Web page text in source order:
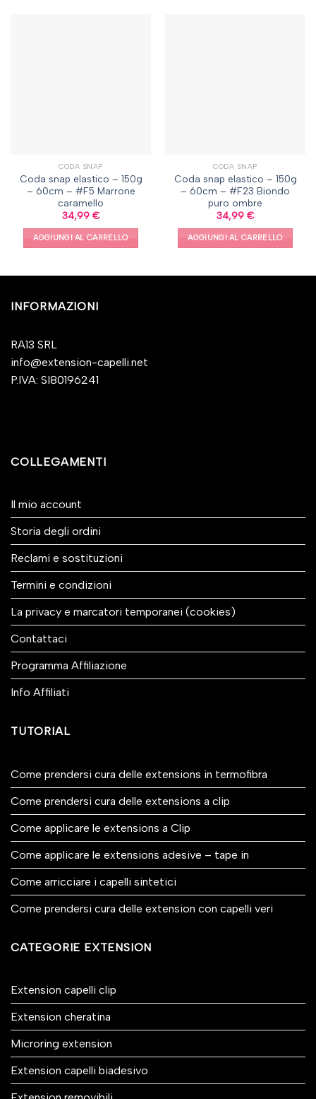
CODA SNAP
Coda snap elastico – 150g
– 60cm – #F5 Marrone
caramello
34,99 €
AGGIUNGI AL CARRELLO
CODA SNAP
Coda snap elastico – 150g
– 60cm – #F23 Biondo
puro ombre
34,99 €
AGGIUNGI AL CARRELLO
INFORMAZIONI
RA13 SRL
info@extension-capelli.net
P.IVA: SI80196241
COLLEGAMENTI
Il mio account
Storia degli ordini
Reclami e sostituzioni
Termini e condizioni
La privacy e marcatori temporanei (cookies)
Contattaci
Programma Affiliazione
Info Affiliati
TUTORIAL
Come prendersi cura delle extensions in termofibra
Come prendersi cura delle extensions a clip
Come applicare le extensions a Clip
Come applicare le extensions adesive – tape in
Come arricciare i capelli sintetici
Come prendersi cura delle extension con capelli veri
CATEGORIE EXTENSION
Extension capelli clip
Extension cheratina
Microring extension
Extension capelli biadesivo